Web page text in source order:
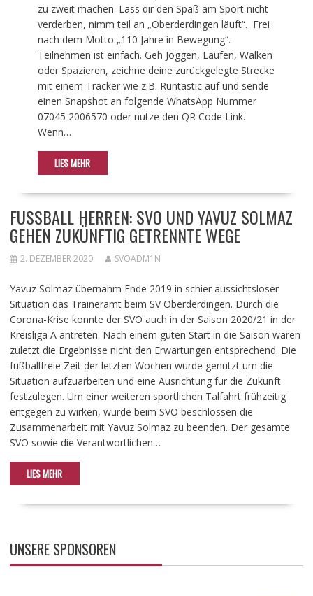
zu zweit machen. Lass dir den Spaß am Sport nicht
verderben, nimm teil an „Oberderdingen läuft“. Frei
nach dem Motto „110 Jahre in Bewegung“.
Teilnehmen ist einfach. Geh Joggen, Laufen, Walken
oder Spazieren, zeichne deine zurückgelegte Strecke
mit einem Tracker wie z.B. Runtastic auf und sende
einen Snapshot an folgende WhatsApp Nummer
07045 2006570 oder nutze den QR Code Link.
Wenn…
LIES MEHR
FUSSBALL HERREN: SVO UND YAVUZ SOLMAZ G
EHEN ZUKÜNFTIG GETRENNTE WEGE
2. DEZEMBER 2020 SVOADM1N
Yavuz Solmaz übernahm Ende 2019 in schier aussichtsloser
Situation das Traineramt beim SV Oberderdingen. Durch die
Corona-Krise konnte der SVO auch in der Saison 2020/21 in der
Kreisliga A antreten. Nach einem guten Start in die Saison waren
zuletzt die Ergebnisse nicht den Erwartungen entsprechend. Die
fußballfreie Zeit der letzten Wochen wurde genutzt um die
Situation aufzuarbeiten und eine Ausrichtung für die Zukunft
festzulegen. Um einer weiteren sportlichen Talfahrt frühzeitig
entgegen zu wirken, wurde beim SVO beschlossen die
Zusammenarbeit mit Yavuz Solmaz zu beenden. Der gesamte
SVO sowie die Verantwortlichen…
LIES MEHR
UNSERE SPONSOREN